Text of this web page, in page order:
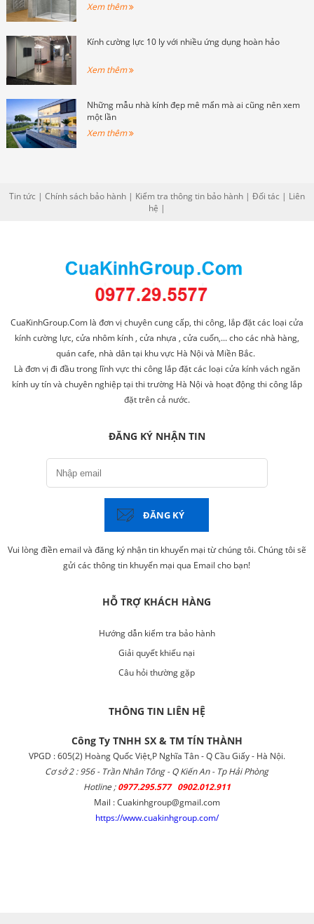
Xem thêm
Kính cường lực 10 ly với nhiều ứng dụng hoàn hảo
Xem thêm
Những mẫu nhà kính đẹp mê mẩn mà ai cũng nên xem
một lần
Xem thêm
Tin tức | Chính sách bảo hành| Kiểm tra thông tin bảo hành| Đối tác | Liên
hệ |
CuaKinhGroup.Com là đơn vị chuyên cung cấp, thi công, lắp đặt các loại cửa
kính cường lực, cửa nhôm kính , cửa nhựa , cửa cuốn,... cho các nhà hàng,
quán cafe, nhà dân tại khu vực Hà Nội và Miền Bắc.
Là đơn vị đi đầu trong lĩnh vực thi công lắp đặt các loại cửa kính vách ngăn
kính uy tín và chuyên nghiệp tại thi trường Hà Nội và hoạt động thi công lắp
đặt trên cả nước.
ĐĂNG KÝ NHẬN TIN
ĐĂNG KÝ
Vui lòng điền email và đăng ký nhận tin khuyến mại từ chúng tôi. Chúng tôi sẽ
gửi các thông tin khuyến mại qua Email cho bạn!
HỖ TRỢ KHÁCH HÀNG
Hướng dẫn kiểm tra bảo hành
Giải quyết khiếu nại
Câu hỏi thường gặp
THÔNG TIN LIÊN HỆ
Công Ty TNHH SX & TM TÍN THÀNH
VPGD : 605(2) Hoàng Quốc Việt,P Nghĩa Tân - Q Cầu Giấy - Hà Nội.
Cơ sở 2 : 956 - Trần Nhân Tông - Q Kiến An - Tp Hải Phòng
Hotline ; 0977.295.577 0902.012.911
Mail : Cuakinhgroup@gmail.com
https://www.cuakinhgroup.com/